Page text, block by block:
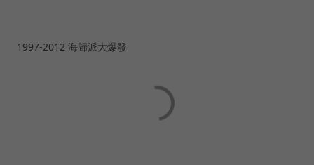
1997-2012 海歸派大爆發